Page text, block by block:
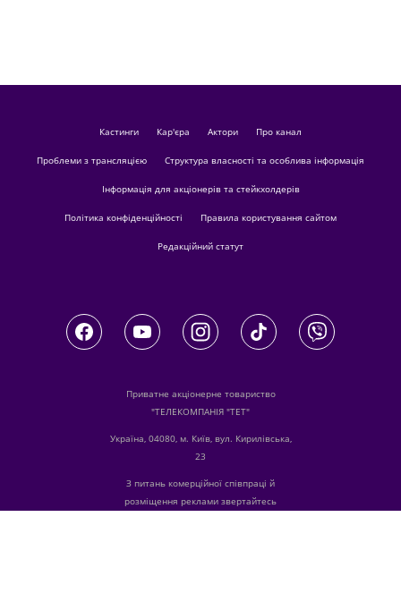
кастинги Кар'єра актори Про канал
Проблеми з трансляцією Структура власності та особлива інформація
Інформація для акціонерів та стейкхолдерів
Політика конфіденційності Правила користування сайтом
Редакційний статут
Приватне акціонерне товариство
"ТЕЛЕКОМПАНІЯ "ТЕТ"
Україна, 04080, м. Київ, вул. Кирилівська,
23
З питань комерційної співпраці й
розміщення реклами звертайтесь